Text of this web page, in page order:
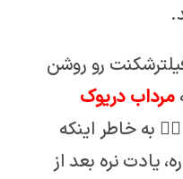
رو روشن
مرداب دریوک
به خاطر اینکه
یادت نره بعد از